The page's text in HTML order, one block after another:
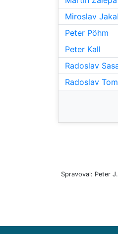
Miroslav
Peter Pöhm
Peter Kall
Radoslav
Radoslav
Spravoval: Peter J.